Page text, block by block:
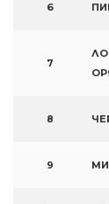
6
7
8
9